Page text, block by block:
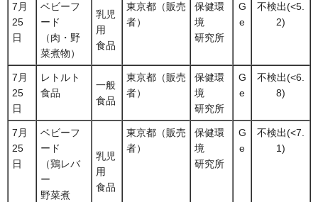
7月
25
日
ベビーフ
ード
（肉・野
菜煮物）
乳児
用
食品
東京都（販売
者）
保健環
境
研究所
G
e
不検出(<5.
2)
7月
25
日
レトルト
食品
一般
食品
東京都（販売
者）
保健環
境
研究所
G
e
不検出(<6.
8)
7月
25
日
ベビーフ
ード
（鶏レバ
ー
野菜煮
乳児
用
食品
東京都（販売
者）
保健環
境
研究所
G
e
不検出(<7.
1)